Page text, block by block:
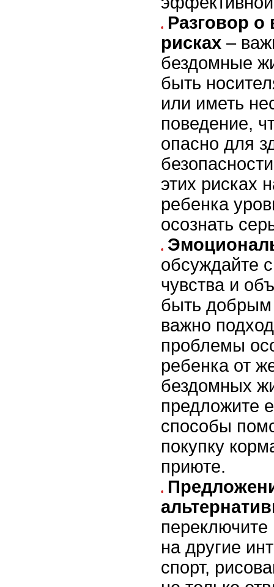
Разговор
рисках –
бездомные
быть
или иметь
поведение,
опасно для
этих рисках
ребенка
осознать
обсуждайте
чувства и
быть добрым
важно
проблемы
ребенка от
бездомных
предложите
способы
покупку
приюте.
на другие
спорт,